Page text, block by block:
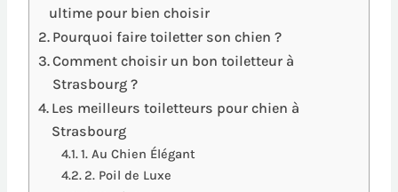
ultime pour bien choisir
Pourquoi faire toiletter son chien ?
Comment choisir un bon toiletteur à
Strasbourg ?
Les meilleurs toiletteurs pour chien à
Strasbourg
1. Au Chien Élégant
2. Poil de Luxe